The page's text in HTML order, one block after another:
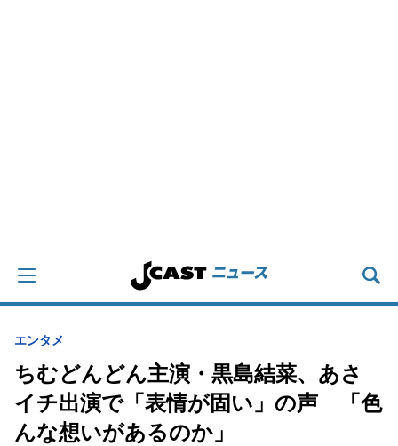
エンタメ
ちむどんどん主演・黒島結菜、あさ
イチ出演で「表情が固い」の声 「色
んな想いがあるのか」